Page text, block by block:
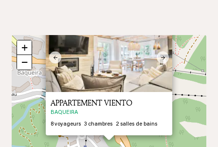
Previous Next
APPARTEMENT VIENTO
BAQUEIRA
8voyageurs 3 chambres 2salles de bains
+
−